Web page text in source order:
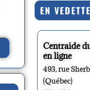
EN VEDETTE
Centraide
en ligne
493, rue
(Québec)